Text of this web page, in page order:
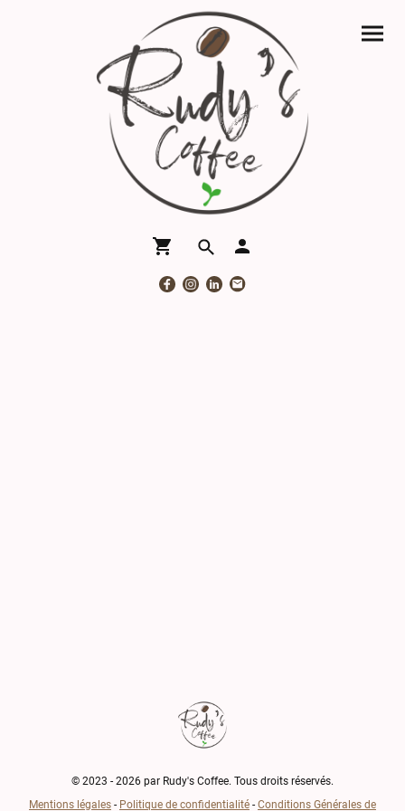
© 2023 - 2026 par Rudy's Coffee. Tous droits réservés.
Mentions légales - Politique de confidentialité - Conditions Générales de